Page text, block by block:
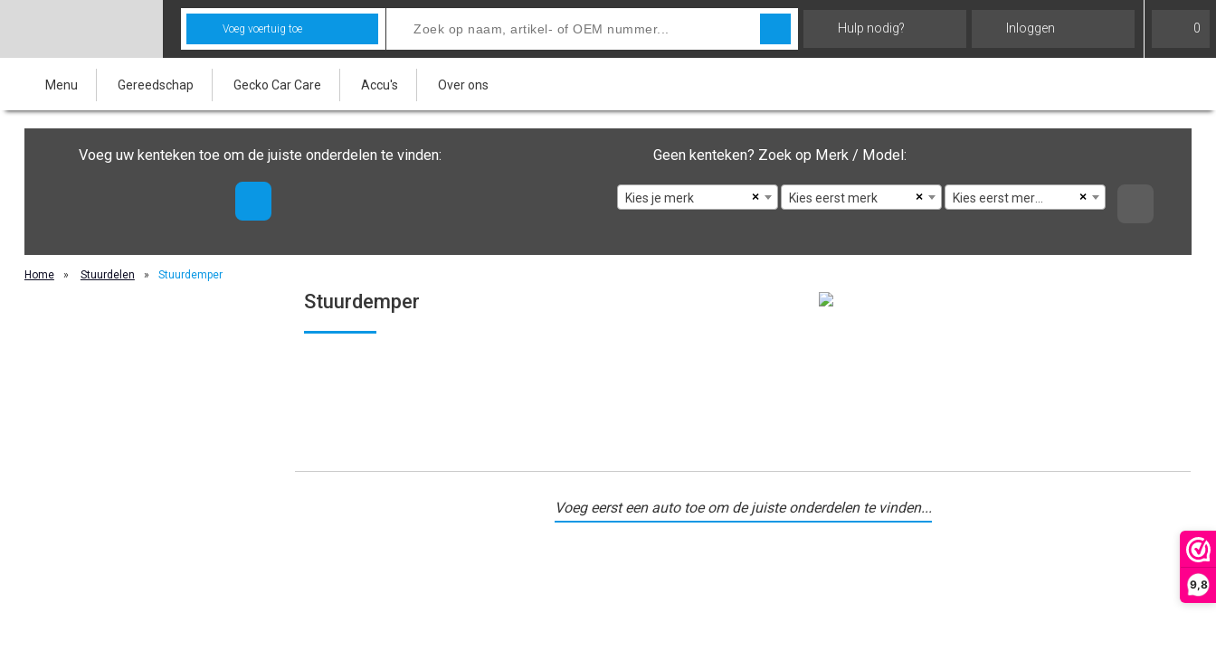
9,8
Voeg voertuig toe Hulp nodig? Inloggen 0
Menu Gereedschap Gecko Car Care Accu's Over ons
Voeg uw kenteken toe om de juiste onderdelen te vinden: Geen kenteken? Zoek op Merk / Model:
×
Kies je merk ×
Kies eerst merk ×
Home » Stuurdelen » Stuurdemper
Stuurdemper
Voeg eerst een auto toe om de juiste onderdelen te vinden...